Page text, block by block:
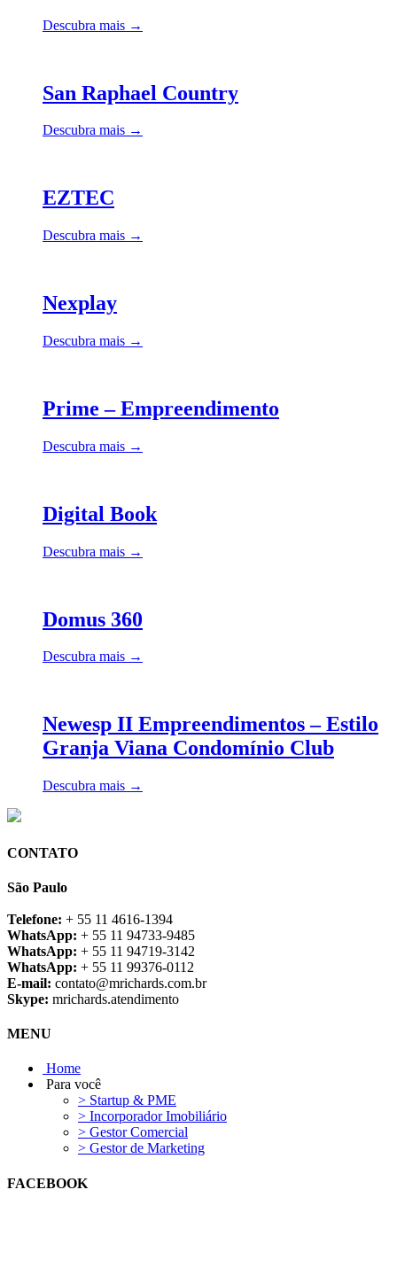
Descubra mais →
San Raphael Country
Descubra mais →
EZTEC
Descubra mais →
Nexplay
Descubra mais →
Prime – Empreendimento
Descubra mais →
Digital Book
Descubra mais →
Domus 360
Descubra mais →
Newesp II Empreendimentos – Estilo
Granja Viana Condomínio Club
Descubra mais →
CONTATO
São Paulo
Telefone: + 55 11 4616-1394
WhatsApp: + 55 11 94733-9485
WhatsApp: + 55 11 94719-3142
WhatsApp: + 55 11 99376-0112
E-mail: contato@mrichards.com.br
Skype: mrichards.atendimento
MENU
Home
Para você
> Startup & PME
> Incorporador Imobiliário
> Gestor Comercial
> Gestor de Marketing
FACEBOOK